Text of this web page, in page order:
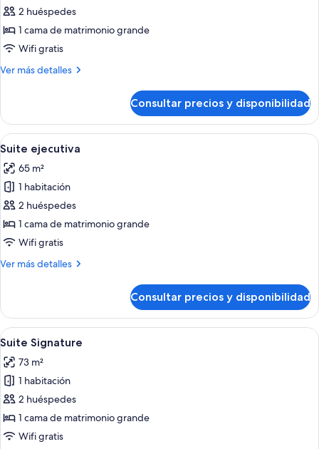
en
esquina
de
Suite
Deluxe,
cama
grande,
en
esquina
2 huéspedes
1 cama de matrimonio grande
Wifi gratis
Ver más detalles
Más
Deluxe,
cama
matrimonio
grande,
en
esquina
Consultar precios y disponibilidad
Abrir
todas
las
fotos
de
Suite
ejecutiva
Una habitación de hotel con una
7
Suite ejecutiva
65 m²
1 habitación
2 huéspedes
1 cama de matrimonio grande
Wifi gratis
Ver más detalles
Más
ejecutiva
Consultar precios y disponibilidad
Abrir
todas
las
fotos
de
Suite
Signature
Una habitación de hotel moderna
10
Suite Signature
73 m²
1 habitación
2 huéspedes
1 cama de matrimonio grande
Wifi gratis